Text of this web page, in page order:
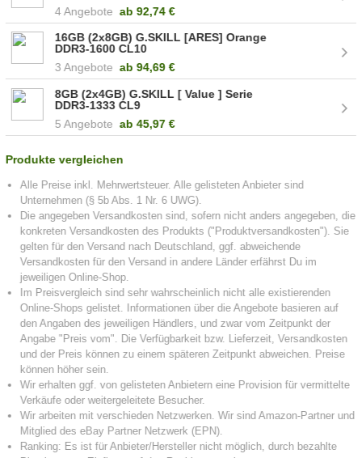
4 Angebote ab 92,74 €
16GB (2x8GB) G.SKILL [ARES] Orange
DDR3-1600 CL10
3 Angebote ab 94,69 €
8GB (2x4GB) G.SKILL [ Value ] Serie
DDR3-1333 CL9
5 Angebote ab45,97 €
Produkte vergleichen